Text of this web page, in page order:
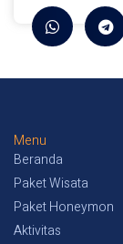
Menu
Beranda
Paket Wisata
Paket Honeymon
Aktivitas